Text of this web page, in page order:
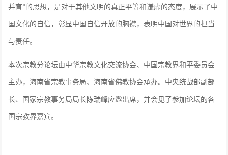
并育”的思想，是对于其他文明的真正平等和谦虚的态度，展示了中
国文化的自信，彰显中国自信开放的胸襟，表明中国对世界的担当
与责任。
本次宗教分论坛由中华宗教文化交流协会、中国宗教界和平委员会
主办，海南省宗教事务局、海南省佛教协会承办。中央统战部副部
长、国家宗教事务局局长陈瑞峰应邀出席，并会见了参加论坛的各
国宗教界嘉宾。